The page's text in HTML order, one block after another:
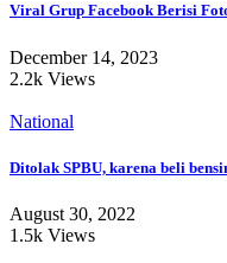
Viral Grup Facebook Berisi
December 14, 2023
2.2k Views
National
Ditolak SPBU, karena beli
August 30, 2022
1.5k Views